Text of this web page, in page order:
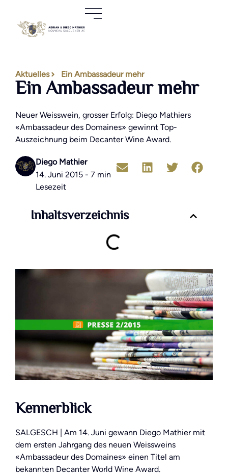
Aktuelles Ein Ambassadeur mehr
Ein Ambassadeur mehr
Neuer Weisswein, grosser Erfolg: Diego Mathiers
«Ambassadeur des Domaines» gewinnt Top-
Auszeichnung beim Decanter Wine Award.
Diego Mathier
14. Juni 2015 - 7 min
Lesezeit
Inhaltsverzeichnis
Kennerblick
SALGESCH | Am 14. Juni gewann Diego Mathier mit
dem ersten Jahrgang des neuen Weissweins
«Ambassadeur des Domaines» einen Titel am
bekannten Decanter World Wine Award.